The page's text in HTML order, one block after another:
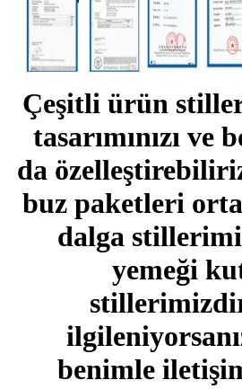
Çeşitli ürün
tasarımınızı ve
da
buz paketleri
dalga
yemeği
benimle